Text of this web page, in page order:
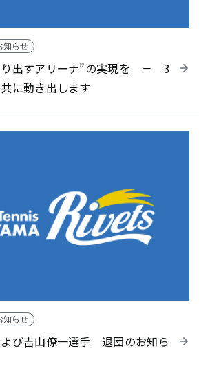
知らせ
り出すアリーナ”の実現を － 3
に動き出します
知らせ
び吉山僚一選手 退団のお知ら